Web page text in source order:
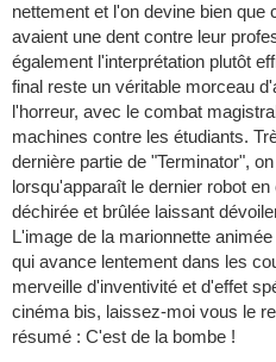
nettement et l'on devine bien
avaient une dent contre leur
également l'interprétation plutôt
final reste un véritable morceau
l'horreur, avec le combat
machines contre les étudiants.
dernière partie de "Terminator",
lorsqu'apparaît le dernier robot
déchirée et brûlée laissant
L'image de la marionnette
qui avance lentement dans les
merveille d'inventivité et d'effet
cinéma bis, laissez-moi vous le
résumé : C'est de la bombe !